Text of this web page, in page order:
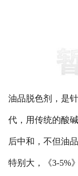
油品脱色剂，是
代，用传统的酸
后中和，不但油
特别大，《3-5%